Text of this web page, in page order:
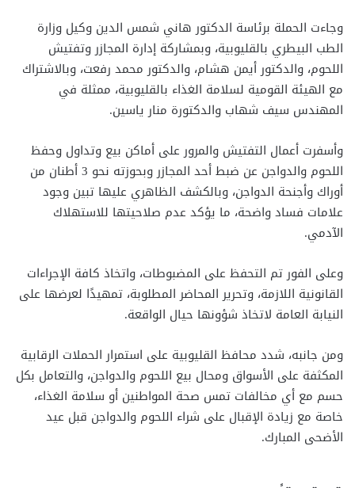
وجاءت الحملة برئاسة الدكتور هاني شمس الدين وكيل وزارة
الطب البيطري بالقليوبية، وبمشاركة إدارة المجازر وتفتيش
اللحوم، والدكتور أيمن هشام، والدكتور محمد رفعت، وبالاشتراك
مع الهيئة القومية لسلامة الغذاء بالقليوبية، ممثلة في
المهندس سيف شهاب والدكتورة منار ياسين.
وأسفرت أعمال التفتيش والمرور على أماكن بيع وتداول وحفظ
اللحوم والدواجن عن ضبط أحد المجازر وبحوزته نحو 3 أطنان من
أوراك وأجنحة الدواجن، وبالكشف الظاهري عليها تبين وجود
علامات فساد واضحة، ما يؤكد عدم صلاحيتها للاستهلاك
الآدمي.
وعلى الفور تم التحفظ على المضبوطات، واتخاذ كافة الإجراءات
القانونية اللازمة، وتحرير المحاضر المطلوبة، تمهيدًا لعرضها على
النيابة العامة لاتخاذ شؤونها حيال الواقعة.
ومن جانبه، شدد محافظ القليوبية على استمرار الحملات الرقابية
المكثفة على الأسواق ومحال بيع اللحوم والدواجن، والتعامل بكل
حسم مع أي مخالفات تمس صحة المواطنين أو سلامة الغذاء،
خاصة مع زيادة الإقبال على شراء اللحوم والدواجن قبل عيد
الأضحى المبارك.